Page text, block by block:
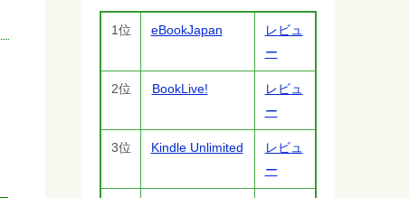
1位 eBookJapan
レビュ
ー
2位 BookLive!
レビュ
ー
3位 Kindle Unlimited
レビュ
ー